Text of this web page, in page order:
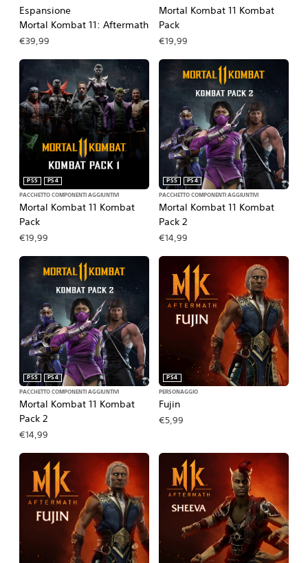
Espansione
Mortal Kombat 11: Aftermath
€39,99
Mortal Kombat 11 Kombat
Pack
€19,99
Mortal Kombat 11 Kombat
Pack
PS5
PS4
PACCHETTO COMPONENTI AGGIUNTIVI
€19,99
Mortal Kombat 11 Kombat
Pack 2
PS5
PS4
PACCHETTO COMPONENTI AGGIUNTIVI
€14,99
Mortal Kombat 11 Kombat
Pack 2
PS5
PS4
PACCHETTO COMPONENTI AGGIUNTIVI
€14,99
Fujin
PS4
PERSONAGGIO
€5,99